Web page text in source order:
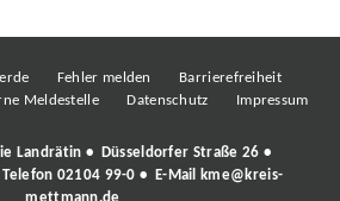
Fehler melden
Barrierefreiheit
Meldestelle Datenschutz Impressum
Landrätin • Düsseldorfer Straße 26 •
02104 99-0 • E-Mail
kme@kreis-